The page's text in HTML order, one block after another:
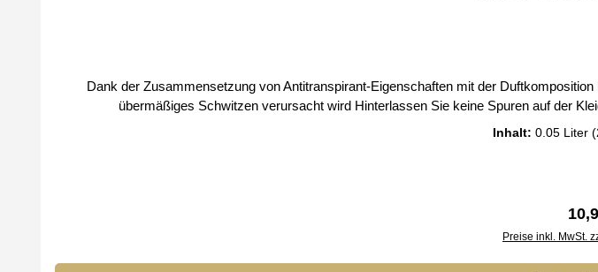
Dank der Zusammensetzung von Antitranspirant-Eigenschaften mit der Duftkomposition bietet es ein Gefühl von
Inhalt: 0.05 Liter
Preise inkl. MwSt.